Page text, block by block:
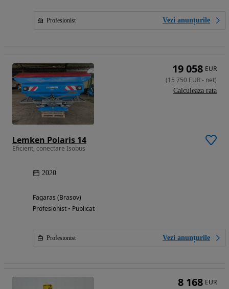
Profesionist Vezi anunțurile
Lemken Polaris 14
Eficient, conectare Isobus
2020
Fagaras (Brasov)
Profesionist • Publicat
Profesionist Vezi anunțurile
19 058 EUR
(15 750 EUR- net)
Calculeaza rata
8 168 EUR